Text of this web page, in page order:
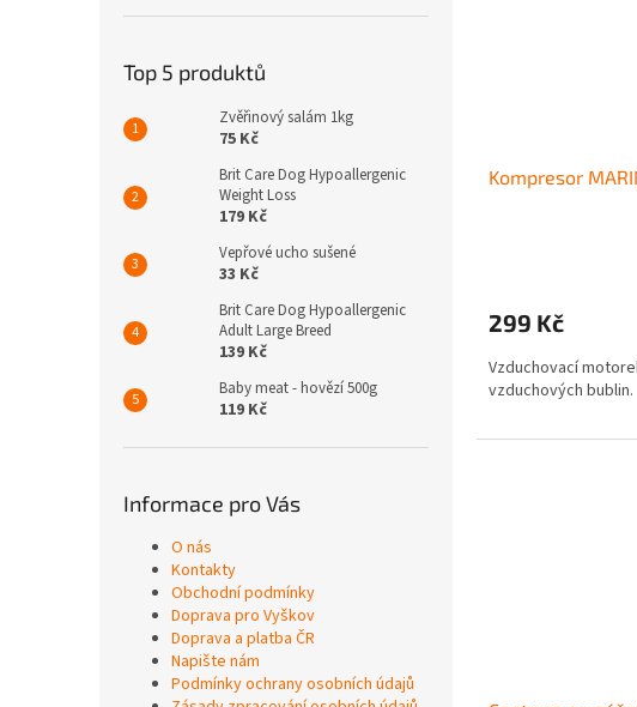
Top 5 produktů
Zvěřinový salám 1kg
75 Kč
Brit Care Dog Hypoallergenic
Weight Loss
179 Kč
Vepřové ucho sušené
33 Kč
Brit Care Dog Hypoallergenic
Adult Large Breed
139 Kč
Baby meat - hovězí 500g
119 Kč
Informace pro Vás
O nás
Kontakty
Obchodní podmínky
Doprava pro Vyškov
Doprava a platba ČR
Napište nám
Podmínky ochrany osobních údajů
Kompresor
299 Kč
Vzduchovací
vzduchových bublin.